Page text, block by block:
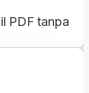
PDF tanpa